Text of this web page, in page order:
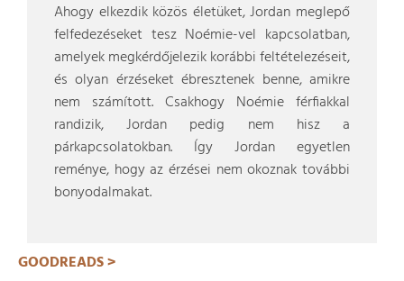
Ahogy elkezdik közös életüket, Jordan meglepő
felfedezéseket tesz Noémie-vel kapcsolatban,
amelyek megkérdőjelezik korábbi feltételezéseit,
és olyan érzéseket ébresztenek benne, amikre
nem számított. Csakhogy Noémie férfiakkal
randizik, Jordan pedig nem hisz a
párkapcsolatokban. Így Jordan egyetlen
reménye, hogy az érzései nem okoznak további
bonyodalmakat.
GOODREADS >